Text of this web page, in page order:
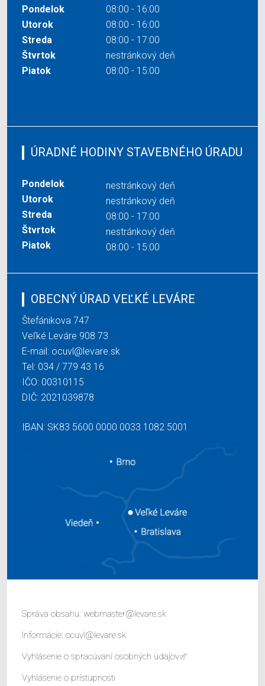
Pondelok
08:00 - 16:00
Utorok
08:00 - 16:00
Streda
08:00 - 17:00
Štvrtok
nestránkový deň
Piatok
08:00 - 15:00
ÚRADNÉ HODINY STAVEBNÉHO ÚRADU
Pondelok
nestránkový deň
Utorok
nestránkový deň
Streda
08:00 - 17:00
Štvrtok
nestránkový deň
Piatok
08:00 - 15:00
OBECNÝ ÚRAD VEĽKÉ LEVÁRE
Štefánikova 747
Veľké Leváre 908 73
E-mail: ocuvl@levare.sk
Tel: 034 / 779 43 16
IČO: 00310115
DIČ: 2021039878
IBAN: SK83 5600 0000 0033 1082 5001
Správa obsahu: webmaster@levare.sk
Informácie: ocuvl@levare.sk
Vyhlásenie o spracúvaní osobných údajov
Vyhlásenie o prístupnosti